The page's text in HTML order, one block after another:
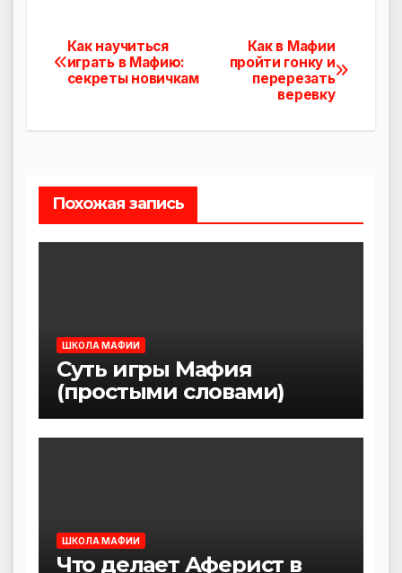
Навигация
по
записям
Как в Мафии
пройти гонку и
перерезать
веревку
Как научиться
играть в Мафию:
секреты новичкам
Похожая запись
ШКОЛА МАФИИ
Суть игры Мафия
(простыми словами)
ШКОЛА МАФИИ
Что делает Аферист в